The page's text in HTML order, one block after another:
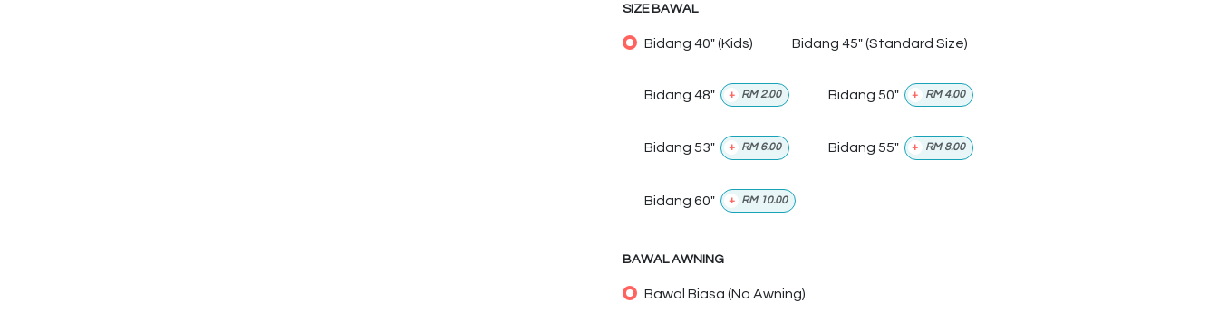
SIZE BAWAL
Bidang 40" (Kids) Bidang 45" (Standard Size)
Bidang 48" + RM2.00 Bidang 50" + RM 4.00
Bidang 53" + RM 6.00 Bidang 55" + RM 8.00
Bidang 60" + RM 10.00
BAWAL AWNING
Bawal Biasa (No Awning)